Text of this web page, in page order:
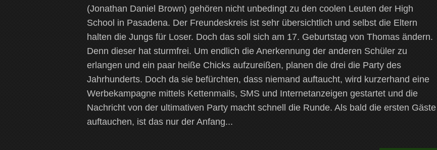
(Jonathan Daniel Brown) gehören nicht unbedingt zu den coolen Leuten der High
School in Pasadena. Der Freundeskreis ist sehr übersichtlich und selbst die Eltern
halten die Jungs für Loser. Doch das soll sich am 17. Geburtstag von Thomas ändern.
Denn dieser hat sturmfrei. Um endlich die Anerkennung der anderen Schüler zu
erlangen und ein paar heiße Chicks aufzureißen, planen die drei die Party des
Jahrhunderts. Doch da sie befürchten, dass niemand auftaucht, wird kurzerhand eine
Werbekampagne mittels Kettenmails, SMS und Internetanzeigen gestartet und die
Nachricht von der ultimativen Party macht schnell die Runde. Als bald die ersten Gäste
auftauchen, ist das nur der Anfang...